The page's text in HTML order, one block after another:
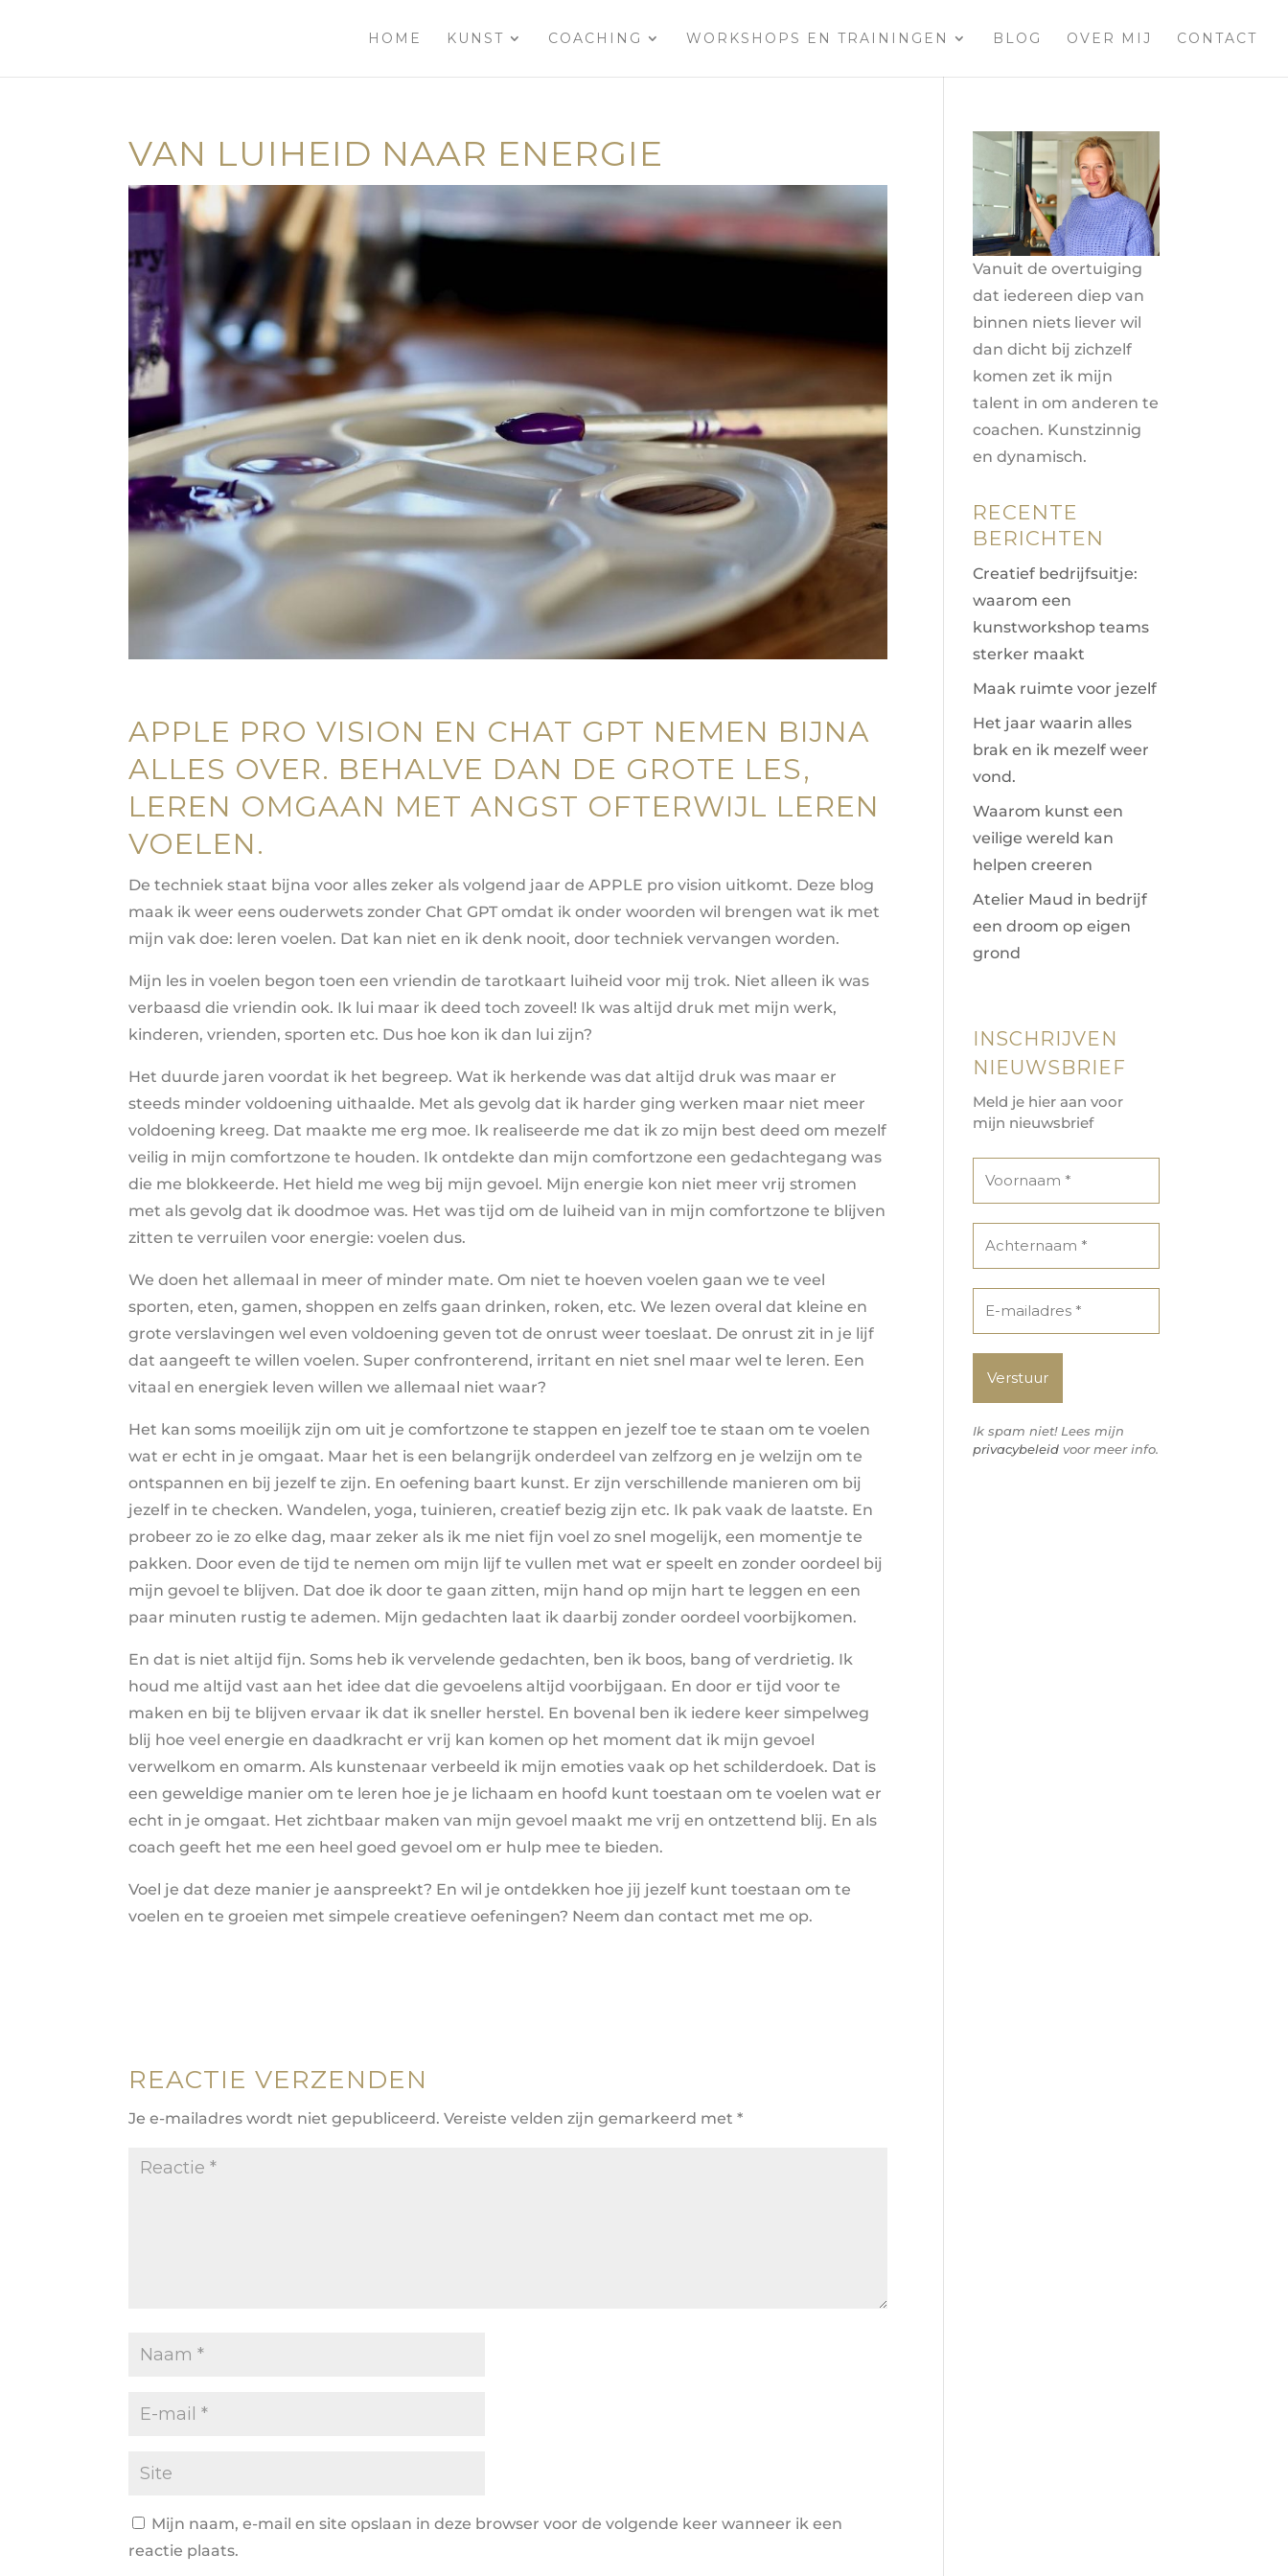
HOME KUNST COACHING WORKSHOPS EN TRAININGEN BLOG OVER MIJ CONTACT
VAN LUIHEID NAAR ENERGIE
APPLE PRO VISION EN CHAT GPT NEMEN BIJNA
ALLES OVER. BEHALVE DAN DE GROTE LES,
LEREN OMGAAN MET ANGST OFTERWIJL LEREN
VOELEN.
De techniek staat bijna voor alles zeker als volgend jaar de APPLE pro vision uitkomt. Deze blog
maak ik weer eens ouderwets zonder Chat GPT omdat ik onder woorden wil brengen wat ik met
mijn vak doe: leren voelen. Dat kan niet en ik denk nooit, door techniek vervangen worden.
Mijn les in voelen begon toen een vriendin de tarotkaart luiheid voor mij trok. Niet alleen ik was
verbaasd die vriendin ook. Ik lui maar ik deed toch zoveel! Ik was altijd druk met mijn werk,
kinderen, vrienden, sporten etc. Dus hoe kon ik dan lui zijn?
Het duurde jaren voordat ik het begreep. Wat ik herkende was dat altijd druk was maar er
steeds minder voldoening uithaalde. Met als gevolg dat ik harder ging werken maar niet meer
voldoening kreeg. Dat maakte me erg moe. Ik realiseerde me dat ik zo mijn best deed om mezelf
veilig in mijn comfortzone te houden. Ik ontdekte dan mijn comfortzone een gedachtegang was
die me blokkeerde. Het hield me weg bij mijn gevoel. Mijn energie kon niet meer vrij stromen
met als gevolg dat ik doodmoe was. Het was tijd om de luiheid van in mijn comfortzone te blijven
zitten te verruilen voor energie: voelen dus.
We doen het allemaal in meer of minder mate. Om niet te hoeven voelen gaan we te veel
sporten, eten, gamen, shoppen en zelfs gaan drinken, roken, etc. We lezen overal dat kleine en
grote verslavingen wel even voldoening geven tot de onrust weer toeslaat. De onrust zit in je lijf
dat aangeeft te willen voelen. Super confronterend, irritant en niet snel maar wel te leren. Een
vitaal en energiek leven willen we allemaal niet waar?
Het kan soms moeilijk zijn om uit je comfortzone te stappen en jezelf toe te staan om te voelen
wat er echt in je omgaat. Maar het is een belangrijk onderdeel van zelfzorg en je welzijn om te
ontspannen en bij jezelf te zijn. En oefening baart kunst. Er zijn verschillende manieren om bij
jezelf in te checken. Wandelen, yoga, tuinieren, creatief bezig zijn etc. Ik pak vaak de laatste. En
probeer zo ie zo elke dag, maar zeker als ik me niet fijn voel zo snel mogelijk, een momentje te
pakken. Door even de tijd te nemen om mijn lijf te vullen met wat er speelt en zonder oordeel bij
mijn gevoel te blijven. Dat doe ik door te gaan zitten, mijn hand op mijn hart te leggen en een
paar minuten rustig te ademen. Mijn gedachten laat ik daarbij zonder oordeel voorbijkomen.
En dat is niet altijd fijn. Soms heb ik vervelende gedachten, ben ik boos, bang of verdrietig. Ik
houd me altijd vast aan het idee dat die gevoelens altijd voorbijgaan. En door er tijd voor te
maken en bij te blijven ervaar ik dat ik sneller herstel. En bovenal ben ik iedere keer simpelweg
blij hoe veel energie en daadkracht er vrij kan komen op het moment dat ik mijn gevoel
verwelkom en omarm. Als kunstenaar verbeeld ik mijn emoties vaak op het schilderdoek. Dat is
een geweldige manier om te leren hoe je je lichaam en hoofd kunt toestaan om te voelen wat er
echt in je omgaat. Het zichtbaar maken van mijn gevoel maakt me vrij en ontzettend blij. En als
coach geeft het me een heel goed gevoel om er hulp mee te bieden.
Voel je dat deze manier je aanspreekt? En wil je ontdekken hoe jij jezelf kunt toestaan om te
voelen en te groeien met simpele creatieve oefeningen? Neem dan contact met me op.
REACTIE VERZENDEN
Je e-mailadres wordt niet gepubliceerd. Vereiste velden zijn gemarkeerd met*
Mijn naam, e-mail en site opslaan in deze browser voor de volgende keer wanneer ik een
reactie plaats.
Vanuit de overtuiging
dat iedereen diep van
binnen niets liever wil
dan dicht bij zichzelf
komen zet ik mijn
talent in om anderen te
coachen. Kunstzinnig
en dynamisch.
RECENTE
BERICHTEN
Creatief bedrijfsuitje:
waarom een
kunstworkshop teams
sterker maakt
Maak ruimte voor jezelf
Het jaar waarin alles
brak en ik mezelf weer
vond.
Waarom kunst een
veilige wereld kan
helpen creeren
Atelier Maud in bedrijf
een droom op eigen
grond
INSCHRIJVEN
NIEUWSBRIEF
Meld je hier aan voor
mijn nieuwsbrief
Ik spam niet! Lees mijn
privacybeleid voor meer info.